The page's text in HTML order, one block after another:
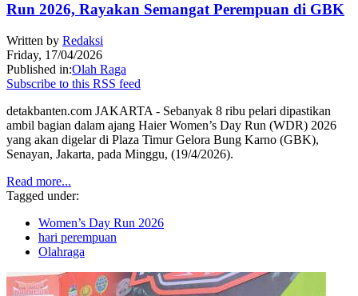
Run 2026, Rayakan Semangat Perempuan di GBK
Written by Redaksi
Friday, 17/04/2026
Published in:Olah Raga
Subscribe to this RSS feed
detakbanten.com JAKARTA - Sebanyak 8 ribu pelari dipastikan
ambil bagian dalam ajang Haier Women’s Day Run (WDR) 2026
yang akan digelar di Plaza Timur Gelora Bung Karno (GBK),
Senayan, Jakarta, pada Minggu, (19/4/2026).
Read more...
Tagged under:
Women’s Day Run 2026
hari perempuan
Olahraga